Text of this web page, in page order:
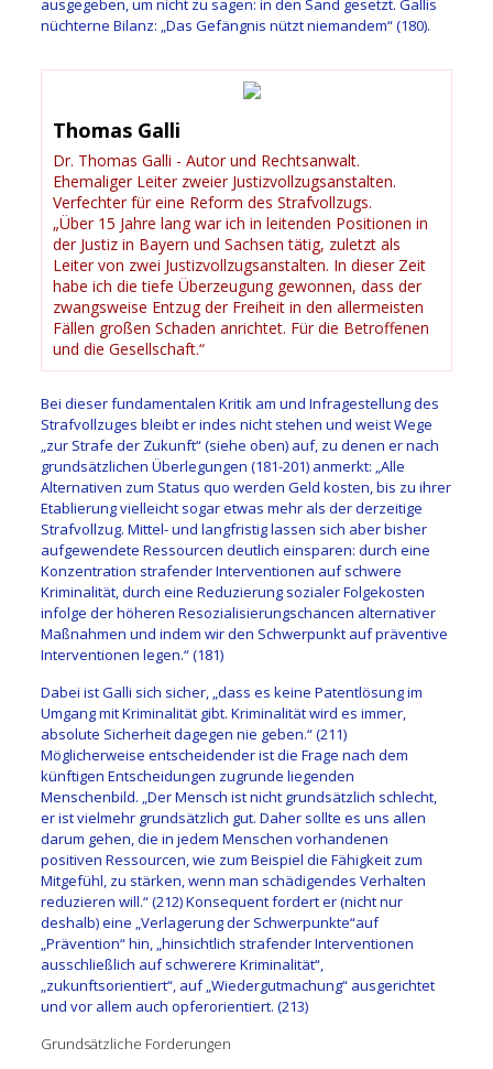
ausgegeben, um nicht zu sagen: in den Sand gesetzt. Gallis
nüchterne Bilanz: „Das Gefängnis nützt niemandem“ (180).
Thomas Galli
Dr. Thomas Galli - Autor und Rechtsanwalt.
Ehemaliger Leiter zweier Justizvollzugsanstalten.
Verfechter für eine Reform des Strafvollzugs.
„Über 15 Jahre lang war ich in leitenden Positionen in
der Justiz in Bayern und Sachsen tätig, zuletzt als
Leiter von zwei Justizvollzugsanstalten. In dieser Zeit
habe ich die tiefe Überzeugung gewonnen, dass der
zwangsweise Entzug der Freiheit in den allermeisten
Fällen großen Schaden anrichtet. Für die Betroffenen
und die Gesellschaft.“
Bei dieser fundamentalen Kritik am und Infragestellungdes
Strafvollzuges bleibt er indes nicht stehen und weist Wege
„zur Strafe der Zukunft“(siehe oben) auf, zu denen er nach
grundsätzlichen Überlegungen (181-201) anmerkt: „Alle
Alternativen zum Status quo werden Geld kosten, bis zu ihrer
Etablierung vielleicht sogar etwas mehr als der derzeitige
Strafvollzug. Mittel- und langfristig lassen sich aberbisher
aufgewendete Ressourcen deutlich einsparen: durch eine
Konzentration strafender Interventionen auf schwere
Kriminalität, durch eine Reduzierung sozialer Folgekosten
infolge der höheren Resozialisierungschancen alternativer
Maßnahmen und indem wirden Schwerpunkt auf präventive
Interventionen legen.“ (181)
Dabei ist Galli sich sicher, „dass es keine Patentlösung im
Umgang mit Kriminalität gibt. Kriminalität wird es immer,
absolute Sicherheitdagegen nie geben.“(211)
Möglicherweise entscheidender ist die Frage nach dem
künftigen Entscheidungen zugrunde liegenden
Menschenbild. „Der Mensch ist nicht grundsätzlich schlecht,
erist vielmehr grundsätzlich gut. Daher sollte es uns allen
darum gehen, die in jedem Menschen vorhandenen
positiven Ressourcen, wie zum Beispiel die Fähigkeit zum
Mitgefühl, zu stärken, wenn man schädigendes Verhalten
reduzieren will.“ (212) Konsequent fordert er (nicht nur
deshalb) eine „Verlagerung der Schwerpunkte“auf
„Prävention“hin, „hinsichtlich strafender Interventionen
ausschließlich auf schwerere Kriminalität“,
„zukunftsorientiert“, auf „Wiedergutmachung“ ausgerichtet
und vor allem auch opferorientiert. (213)
Grundsätzliche Forderungen